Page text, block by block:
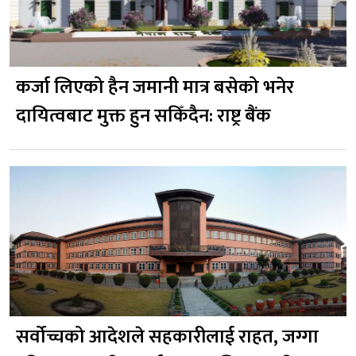
कर्जा लिएको हैन जमानी मात्र बसेको भनेर
दायित्वबाट मुक्त हुन सकिँदैन: राष्ट्र बैंक
सर्वोच्चको आदेशले सहकारीलाई राहत, जग्गा